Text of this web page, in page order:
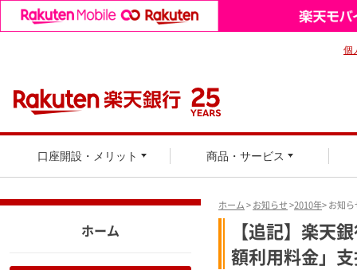
口座開設・メリット 商品・サービス
個
ホーム>お知らせ>2010年> お知
【追記】楽天
額利用料金」
ホーム